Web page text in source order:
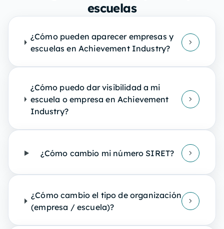
escuelas
¿Cómo pueden aparecer empresas y
escuelas en Achievement Industry?
¿Cómo puedo dar visibilidad a mi
escuela o empresa en Achievement
Industry?
¿Cómo cambio mi número SIRET?
¿Cómo cambio el tipo de organización
(empresa / escuela)?